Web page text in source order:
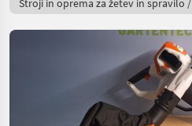
Stroji in oprema za žetev in spravilo /